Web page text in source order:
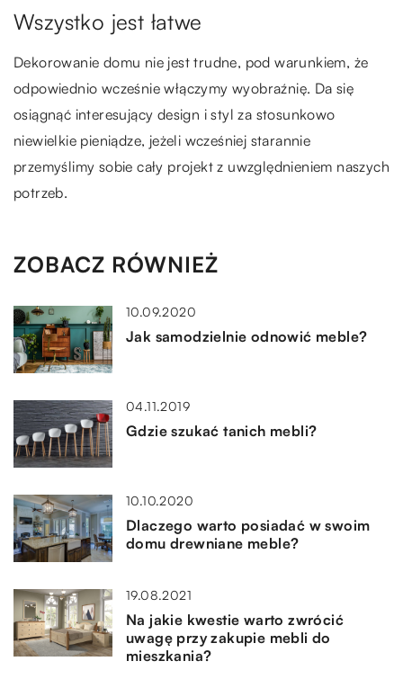
Wszystko jest łatwe
Dekorowanie domu nie jest trudne, pod warunkiem, że
odpowiednio wcześnie włączymy wyobraźnię. Da się
osiągnąć interesujący design i styl za stosunkowo
niewielkie pieniądze, jeżeli wcześniej starannie
przemyślimy sobie cały projekt z uwzględnieniem naszych
potrzeb.
ZOBACZ RÓWNIEŻ
10.09.2020
Jak samodzielnie odnowić meble?
04.11.2019
Gdzie szukać tanich mebli?
10.10.2020
Dlaczego warto posiadać w swoim
domu drewniane meble?
19.08.2021
Na jakie kwestie warto zwrócić
uwagę przy zakupie mebli do
mieszkania?